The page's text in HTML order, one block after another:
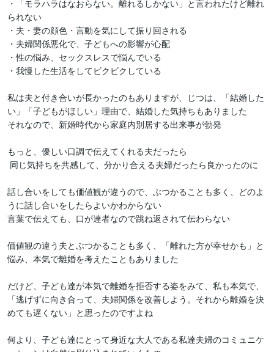
・「モラハラはなおらない。離れるしかない」と言われたけど離れ
られない
・夫・妻の顔色・言動を気にして振り回される
・夫婦関係悪化で、子どもへの影響が心配
・性の悩み、セックスレスで悩んでいる
・我慢した生活をしてビクビクしている
私は夫と付き合いが長かったのもありますが、じつは、「結婚した
い」「子どもがほしい」理由で、結婚した気持ちもありました
それなので、新婚時代から家庭内別居する出来事が勃発
もっと、優しい口調で伝えてくれる夫だったら
同じ気持ちを共感して、分かり合える夫婦だったら良かったのに
話し合いをしても価値観が違うので、ぶつかることも多く、どのよ
うに話し合いをしたらよいかわからない
言葉で伝えても、口が達者なので跳ね返されて伝わらない
価値観の違う夫とぶつかることも多く、「離れた方が幸せかも」と
悩み、本気で離婚を考えたこともありました
だけど、子ども達が本気で離婚を拒否する姿をみて、私も本気で、
「逃げずに向き合って、夫婦関係を改善しよう。それから離婚を決
めても遅くない」と思ったのですよね
何より、子ども達にとって身近な大人である私達夫婦のコミュニケ